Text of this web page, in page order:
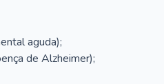
aguda);
de Alzheimer);